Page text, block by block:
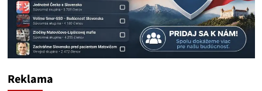
Reklama